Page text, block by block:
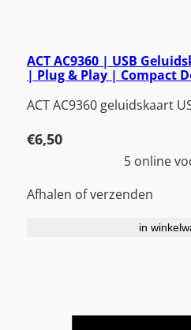
ACT AC9360 | USB
| Plug & Play | Compact
ACT AC9360 geluidskaart
€6,50
5 online
Afhalen of verzenden
in